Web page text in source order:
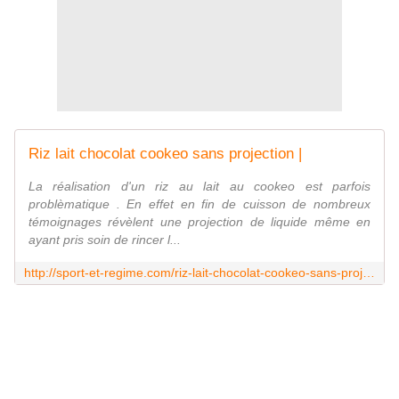
Riz lait chocolat cookeo sans projection |
La réalisation d'un riz au lait au cookeo est parfois
problèmatique . En effet en fin de cuisson de nombreux
témoignages révèlent une projection de liquide même en
ayant pris soin de rincer l...